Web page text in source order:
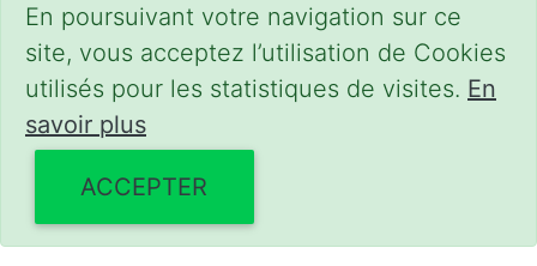
En poursuivant votre navigation sur ce
site, vous acceptez l’utilisation de Cookies
utilisés pour les statistiques de visites. En
savoir plus
ACCEPTER
Phone :0475 47 20 19
Email :mobilii@tcontact.me
Décalaminage & Régénération FAP à
domicile
Interventions urgentes sur la Belgique dans
les régions suivantes :